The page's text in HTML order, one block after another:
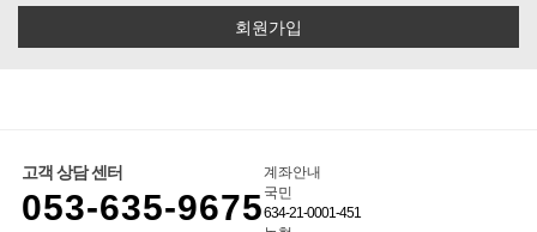
회원가입
고객 상담 센터
053-635-9675
계좌안내
국민
634-21-0001-451